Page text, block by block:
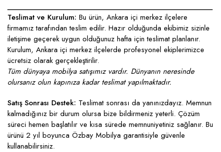
____________________________________________________
Teslimat ve Kurulum: Bu ürün, Ankara içi merkez ilçelere
firmamız tarafından teslim edilir. Hazır olduğunda ekibimiz sizinle
iletişime geçerek uygun olduğunuz hafta için teslimat planlanır.
Kurulum, Ankara içi merkez ilçelerde profesyonel ekiplerimizce
ücretsiz olarak gerçekleştirilir.
Tüm dünyaya mobilya satışımız vardır. Dünyanın neresinde
olursanız olun kapınıza kadar teslimat yapılmaktadır.
Satış Sonrası Destek: Teslimat sonrası da yanınızdayız. Memnun
kalmadığınız bir durum olursa bize bildirmeniz yeterli. Çözüm
süreci hemen başlatılır ve kısa sürede memnuniyetiniz sağlanır. Bu
ürünü 2 yıl boyunca Özbay Mobilya garantisiyle güvenle
kullanabilirsiniz.